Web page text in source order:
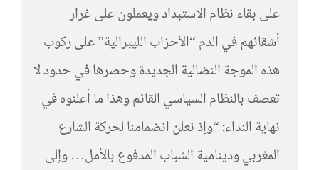
على بقاء نظام الاستبداد ويعملون على غرار
أشقائهم في الدم “الأحزاب الليبرالية” على ركوب
هذه الموجة النضالية الجديدة وحصرها في حدود لا
تعصف بالنظام السياسي القائم وهذا ما أعلنوه في
نهاية النداء: “وإذ نعلن انضمامنا لحركة الشارع
المغربي ودينامية الشباب المدفوع بالأمل… وإلى